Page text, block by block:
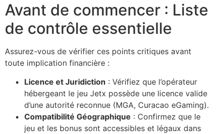
Avant de commencer : Liste
de contrôle essentielle
Assurez-vous de vérifier ces points critiques avant
toute implication financière :
Licence et Juridiction : Vérifiez que l’opérateur
hébergeant le jeu Jetx possède une licence valide
d’une autorité reconnue (MGA, Curacao eGaming).
Compatibilité Géographique : Confirmez que le
jeu et les bonus sont accessibles et légaux dans